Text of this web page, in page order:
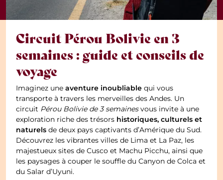
Circuit Pérou Bolivie en 3
semaines : guide et conseils de
voyage
Imaginez uneaventure inoubliable qui vous
transporte à travers les merveilles des Andes. Un
circuit Pérou Bolivie de 3 semainesvous invite à une
exploration riche des trésors historiques, culturels et
naturels de deux pays captivants d’Amérique du Sud.
Découvrez les vibrantes villes de Lima et La Paz, les
majestueux sites de Cusco et Machu Picchu, ainsi que
les paysages à couper le souffle du Canyon de Colca et
du Salar d’Uyuni.